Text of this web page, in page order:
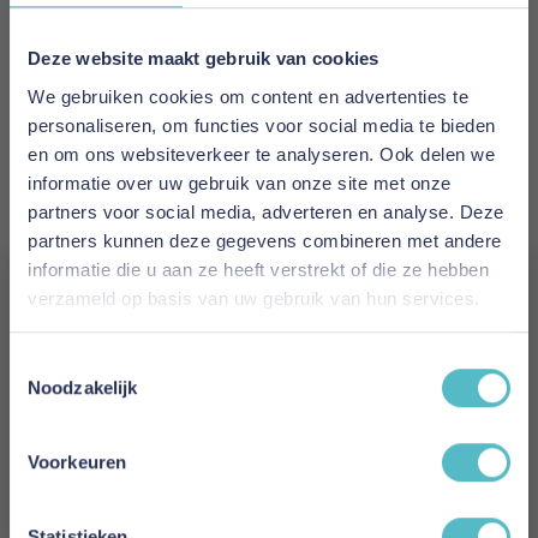
Deze website maakt gebruik van cookies
We gebruiken cookies om content en advertenties te
personaliseren, om functies voor social media te bieden
en om ons websiteverkeer te analyseren. Ook delen we
informatie over uw gebruik van onze site met onze
partners voor social media, adverteren en analyse. Deze
partners kunnen deze gegevens combineren met andere
informatie die u aan ze heeft verstrekt of die ze hebben
verzameld op basis van uw gebruik van hun services.
Noodzakelijk
Voorkeuren
EAN
Prijs
€ 2.331,00
Levertijd
8 weken
Kleur
594 Corduroy Ivory
Neah X 140 Sofa Bed with Standard Arms
E-mail